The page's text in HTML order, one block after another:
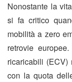
Nonostante la
si fa critico
mobilità a zero
retrovie
ricaricabili
con la quota